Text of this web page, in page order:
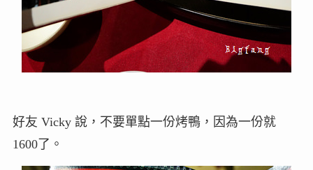
好友 Vicky 說，不要單點一份烤鴨，因為一份就
1600了。